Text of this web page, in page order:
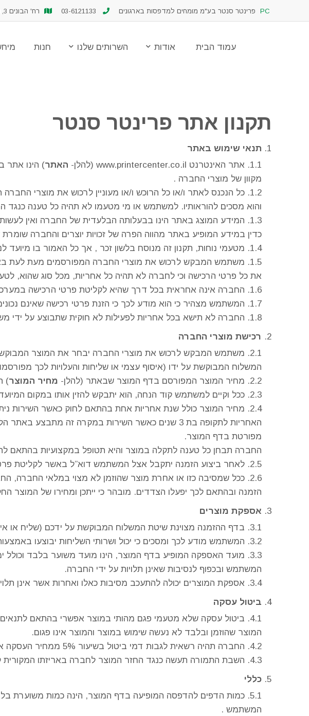
PC פרינטר סנטר בע"מ מומחים למדפסות בארגונים רח' הבונים 3, רמת גן.
עמוד הבית אודות השרותים שלנו חנות
תקנון אתר פרינטר סנטר
תנאי שימוש באתר
אתר האינטרנט www.printercenter.co.il (להלן-
האתר) הינו אתר
מקוון של מוצרי החברה .
כל הנכנס לאתר ו/או כל הרוכש ו/או מעוניין לרכוש את מוצרי
והוא מסכים להוראותיו. למשתמש או מי מטעמו לא תהיה כל טענה כנגד
המידע המוצג באתר הינו בבעלותה הבלעדית של החברה ואין
כדין במידע המופיע באתר מהווה הפרה של זכויות יוצרים והחברה
מטעמי נוחות, תקנון זה מנוסח בלשון זכר , אך כל האמור בו מיועד
משתמש המבקש לרכוש את מוצרי החברה המפורסמים מעת לעת
את כל פרטי הרכישה וכי לחברה לא תהיה כל אחריות, מכל סוג שהוא,
החברה אינה אחראית בכל דרך שהיא לקליטת פרטי הרכישה
המשתמש מצהיר כי הוא מודע לכך כי הזנת פרטי רכישה שאינם
החברה לא תישא בכל אחריות לפעילות לא חוקית שתבוצע על ידי
רכישת מוצרי החברה
משתמש המבקש לרכוש את מוצרי החברה יבחר את המוצר המבוקש
המשלוח המבוקשת על ידו (איסוף עצמי או שליחות והעלויות לכך
מחיר המוצר המפורסם בדף המוצר שבאתר (להלן- מחיר המוצר)
ככל וקיים למשתמש קוד הנחה, הוא יתבקש להזין אותו במקום
מחיר המוצר כולל שנת אחריות אחת בהתאם לחוק כאשר השירות
מפורטת בדף המוצר.
החברה תבחן כל טענה לתקלה במוצר והיא תטופל במקצועיות בהתאם
לאחר ביצוע הזמנה יתקבל אצל המשתמש דוא”ל באשר לקליטת
ככל שמסיבה כזו או אחרת מוצר שהוזמן לא מצוי במלאי החברה,
הזמנה ובהתאם לכך יפעלו הצדדים. מובהר כי ייתכן ומחירו של המוצר
אספקת מוצרים
בדף ההזמנה מצוינת שיטת המשלוח המבוקשת על ידכם (שליח או
המשתמש מודע לכך ומסכים כי יכול ושרותי השליחות יבוצעו
מועד האספקה המופיע בדף המוצר, הינו מועד משוער בלבד וכולל
המשתמש ובכפוף לנסיבות שאינן תלויות על ידי החברה.
אספקת המוצרים יכולה להתעכב מסיבות כאלו ואחרות אשר אינן
ביטול עסקה
המוצר שהוזמן ובלבד לא נעשה שימוש במוצר והמוצר אינו פגום.
החברה תהיה רשאית לגבות דמי ביטול בשיעור 5% ממחיר העסקה או 100 ₪ .
השבת התמורה תעשה כנגד החזר המוצר לחברה באריזתו
כללי
כמות הדפים להדפסה המופיעה בדף המוצר, הינה כמות משוערת
המשתמש .
עמוד הבית אודות השרותים שלנו חנות
צור קשר